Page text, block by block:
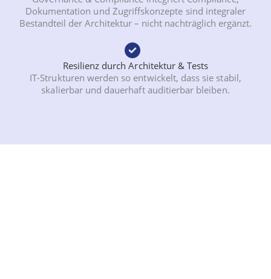
Dokumentation und Zugriffskonzepte sind integraler
Bestandteil der Architektur – nicht nachträglich ergänzt.
Resilienz durch Architektur & Tests
IT-Strukturen werden so entwickelt, dass sie stabil,
skalierbar und dauerhaft auditierbar bleiben.